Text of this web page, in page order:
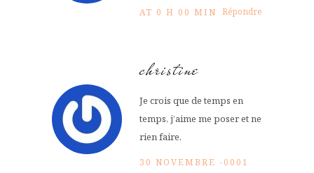
AT 0 H 00 MIN Répondre
christine
Je crois que de temps en
temps, j’aime me poser et ne
rien faire.
30 NOVEMBRE -0001